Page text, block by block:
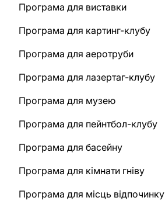
Програма для виставки
Програма для картинг-клубу
Програма для аеротруби
Програма для лазертаг-клубу
Програма для музею
Програма для пейнтбол-клубу
Програма для басейну
Програма для кімнати гніву
Програма для місць відпочинку